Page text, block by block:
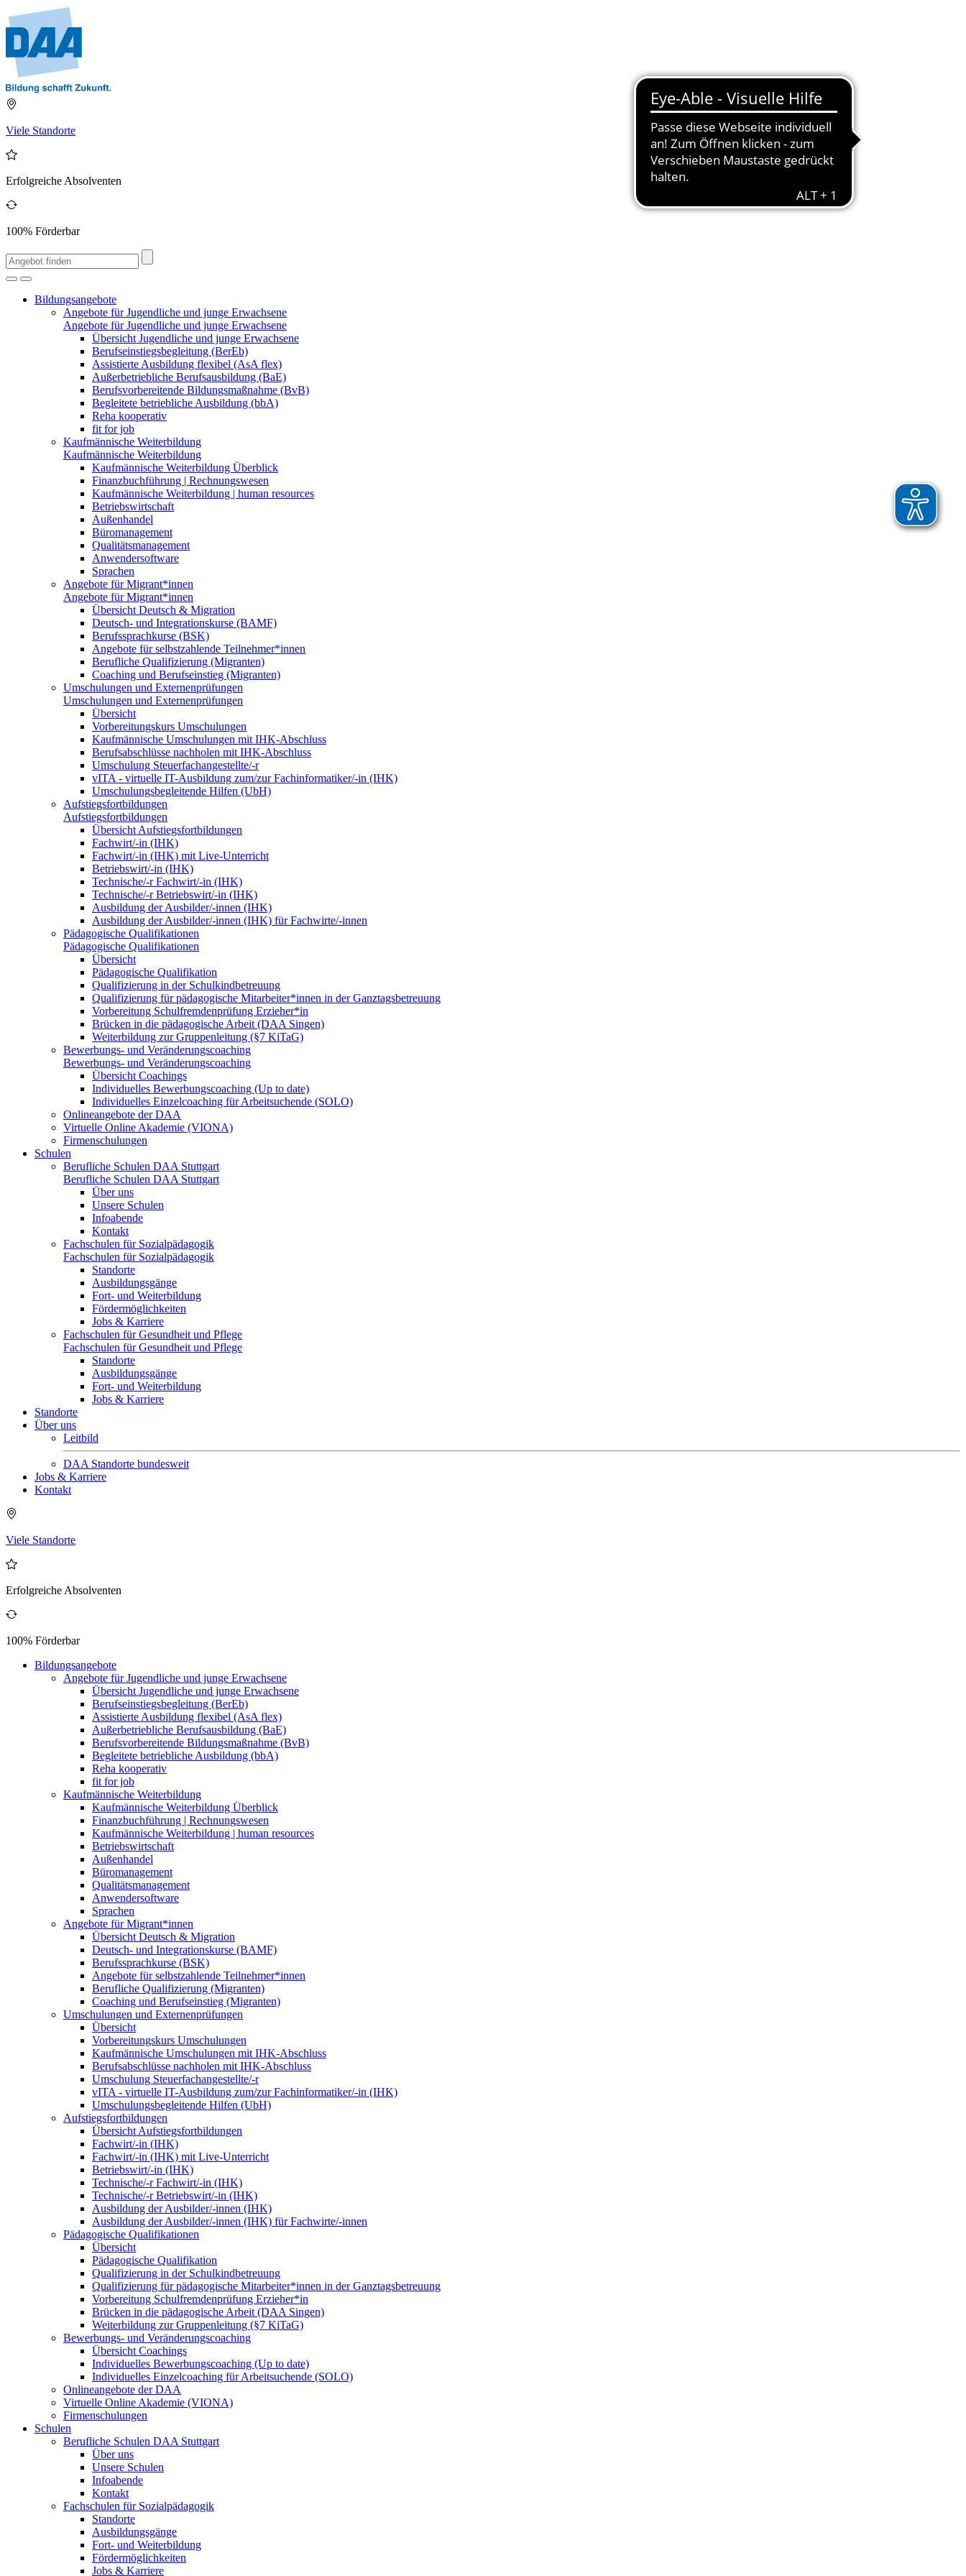
Viele Standorte
Erfolgreiche Absolventen
100% Förderbar
Bildungsangebote
Angebote für Jugendliche und junge Erwachsene
Angebote für Jugendliche und junge Erwachsene
Übersicht Jugendliche und junge Erwachsene
Berufseinstiegsbegleitung (BerEb)
Assistierte Ausbildung flexibel (AsA flex)
Außerbetriebliche Berufsausbildung (BaE)
Berufsvorbereitende Bildungsmaßnahme (BvB)
Begleitete betriebliche Ausbildung (bbA)
Reha kooperativ
fit for job
Kaufmännische Weiterbildung
Kaufmännische Weiterbildung
Kaufmännische Weiterbildung Überblick
Finanzbuchführung | Rechnungswesen
Kaufmännische Weiterbildung | human resources
Betriebswirtschaft
Außenhandel
Büromanagement
Qualitätsmanagement
Anwendersoftware
Sprachen
Angebote für Migrant*innen
Angebote für Migrant*innen
Übersicht Deutsch & Migration
Deutsch- und Integrationskurse (BAMF)
Berufssprachkurse (BSK)
Angebote für selbstzahlende Teilnehmer*innen
Berufliche Qualifizierung (Migranten)
Coaching und Berufseinstieg (Migranten)
Umschulungen und Externenprüfungen
Umschulungen und Externenprüfungen
Übersicht
Vorbereitungskurs Umschulungen
Kaufmännische Umschulungen mit IHK-Abschluss
Berufsabschlüsse nachholen mit IHK-Abschluss
Umschulung Steuerfachangestellte/-r
vITA - virtuelle IT-Ausbildung zum/zur Fachinformatiker/-in (IHK)
Umschulungsbegleitende Hilfen (UbH)
Aufstiegsfortbildungen
Aufstiegsfortbildungen
Übersicht Aufstiegsfortbildungen
Fachwirt/-in (IHK)
Fachwirt/-in (IHK) mit Live-Unterricht
Betriebswirt/-in (IHK)
Technische/-r Fachwirt/-in (IHK)
Technische/-r Betriebswirt/-in (IHK)
Ausbildung der Ausbilder/-innen (IHK)
Ausbildung der Ausbilder/-innen (IHK) für Fachwirte/-innen
Pädagogische Qualifikationen
Pädagogische Qualifikationen
Übersicht
Pädagogische Qualifikation
Qualifizierung in der Schulkindbetreuung
Qualifizierung für pädagogische Mitarbeiter*innen in der Ganztagsbetreuung
Vorbereitung Schulfremdenprüfung Erzieher*in
Brücken in die pädagogische Arbeit (DAA Singen)
Weiterbildung zur Gruppenleitung (§7 KiTaG)
Bewerbungs- und Veränderungscoaching
Bewerbungs- und Veränderungscoaching
Übersicht Coachings
Individuelles Bewerbungscoaching (Up to date)
Individuelles Einzelcoaching für Arbeitsuchende (SOLO)
Onlineangebote der DAA
Virtuelle Online Akademie (VIONA)
Firmenschulungen
Schulen
Berufliche Schulen DAA Stuttgart
Berufliche Schulen DAA Stuttgart
Über uns
Unsere Schulen
Infoabende
Kontakt
Fachschulen für Sozialpädagogik
Fachschulen für Sozialpädagogik
Standorte
Ausbildungsgänge
Fort- und Weiterbildung
Fördermöglichkeiten
Jobs & Karriere
Fachschulen für Gesundheit und Pflege
Fachschulen für Gesundheit und Pflege
Standorte
Ausbildungsgänge
Fort- und Weiterbildung
Jobs & Karriere
Standorte
Über uns
Leitbild
DAA Standorte bundesweit
Jobs & Karriere
Kontakt
Viele Standorte
Erfolgreiche Absolventen
100% Förderbar
Bildungsangebote
Angebote für Jugendliche und junge Erwachsene
Übersicht Jugendliche und junge Erwachsene
Berufseinstiegsbegleitung (BerEb)
Assistierte Ausbildung flexibel (AsA flex)
Außerbetriebliche Berufsausbildung (BaE)
Berufsvorbereitende Bildungsmaßnahme (BvB)
Begleitete betriebliche Ausbildung (bbA)
Reha kooperativ
fit for job
Kaufmännische Weiterbildung
Kaufmännische Weiterbildung Überblick
Finanzbuchführung | Rechnungswesen
Kaufmännische Weiterbildung | human resources
Betriebswirtschaft
Außenhandel
Büromanagement
Qualitätsmanagement
Anwendersoftware
Sprachen
Angebote für Migrant*innen
Übersicht Deutsch & Migration
Deutsch- und Integrationskurse (BAMF)
Berufssprachkurse (BSK)
Angebote für selbstzahlende Teilnehmer*innen
Berufliche Qualifizierung (Migranten)
Coaching und Berufseinstieg (Migranten)
Umschulungen und Externenprüfungen
Übersicht
Vorbereitungskurs Umschulungen
Kaufmännische Umschulungen mit IHK-Abschluss
Berufsabschlüsse nachholen mit IHK-Abschluss
Umschulung Steuerfachangestellte/-r
vITA - virtuelle IT-Ausbildung zum/zur Fachinformatiker/-in (IHK)
Umschulungsbegleitende Hilfen (UbH)
Aufstiegsfortbildungen
Übersicht Aufstiegsfortbildungen
Fachwirt/-in (IHK)
Fachwirt/-in (IHK) mit Live-Unterricht
Betriebswirt/-in (IHK)
Technische/-r Fachwirt/-in (IHK)
Technische/-r Betriebswirt/-in (IHK)
Ausbildung der Ausbilder/-innen (IHK)
Ausbildung der Ausbilder/-innen (IHK) für Fachwirte/-innen
Pädagogische Qualifikationen
Übersicht
Pädagogische Qualifikation
Qualifizierung in der Schulkindbetreuung
Qualifizierung für pädagogische Mitarbeiter*innen in der Ganztagsbetreuung
Vorbereitung Schulfremdenprüfung Erzieher*in
Brücken in die pädagogische Arbeit (DAA Singen)
Weiterbildung zur Gruppenleitung (§7 KiTaG)
Bewerbungs- und Veränderungscoaching
Übersicht Coachings
Individuelles Bewerbungscoaching (Up to date)
Individuelles Einzelcoaching für Arbeitsuchende (SOLO)
Onlineangebote der DAA
Virtuelle Online Akademie (VIONA)
Firmenschulungen
Schulen
Berufliche Schulen DAA Stuttgart
Über uns
Unsere Schulen
Infoabende
Kontakt
Fachschulen für Sozialpädagogik
Standorte
Ausbildungsgänge
Fort- und Weiterbildung
Fördermöglichkeiten
Jobs & Karriere